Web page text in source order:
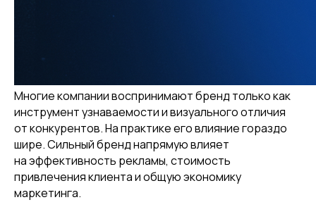
Многие компании воспринимают бренд только как
инструмент узнаваемости и визуального отличия
от конкурентов. На практике его влияние гораздо
шире. Сильный бренд напрямую влияет
на эффективность рекламы, стоимость
привлечения клиента и общую экономику
маркетинга.